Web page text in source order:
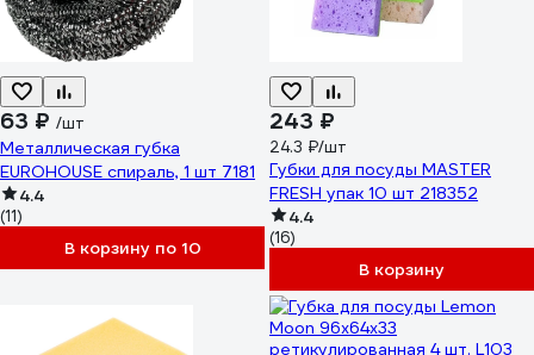
63 ₽ /шт
Металлическая губка
EUROHOUSE спираль, 1 шт 7181
4.4
(11)
В корзину по 10
243 ₽
24.3 ₽/шт
Губки для посуды MASTER
FRESH упак 10 шт 218352
4.4
(16)
В корзину